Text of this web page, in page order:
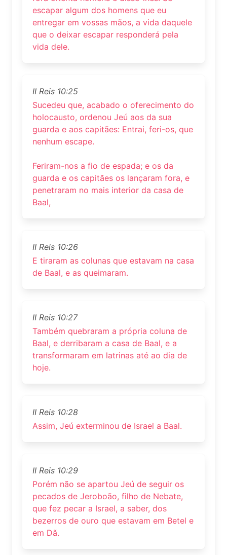
escapar algum dos homens que eu
entregar em vossas mãos, a vida daquele
que o deixar escapar responderá pela
vida dele.
II Reis 10:25
Sucedeu que, acabado o oferecimento do
holocausto, ordenou Jeú aos da sua
guarda e aos capitães: Entrai, feri-os, que
nenhum escape.
Feriram-nos a fio de espada; e os da
guarda e os capitães os lançaram fora, e
penetraram no mais interior da casa de
Baal,
II Reis 10:26
E tiraram as colunas que estavam na casa
de Baal, e as queimaram.
II Reis 10:27
Também quebraram a própria coluna de
Baal, e derribaram a casa de Baal, e a
transformaram em latrinas até ao dia de
hoje.
II Reis 10:28
Assim, Jeú exterminou de Israel a Baal.
II Reis 10:29
Porém não se apartou Jeú de seguir os
pecados de Jeroboão, filho de Nebate,
que fez pecar a Israel, a saber, dos
bezerros de ouro que estavam em Betel e
em Dã.